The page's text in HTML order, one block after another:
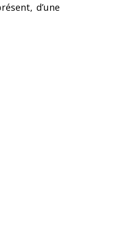
d’une